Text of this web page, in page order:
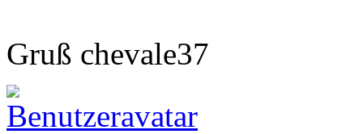
Gruß chevale37